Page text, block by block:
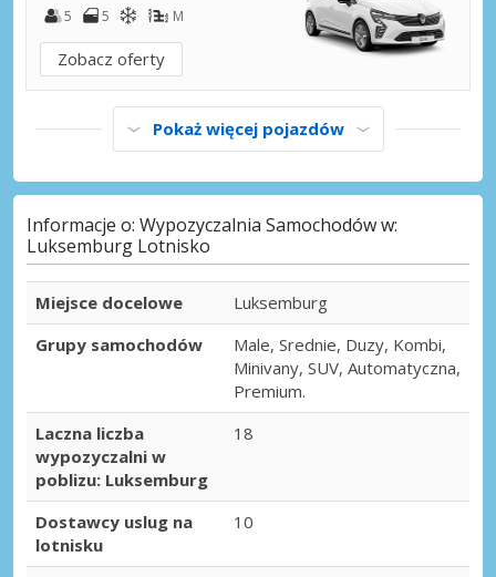
5
5 M
Zobacz oferty
Pokaż więcej pojazdów
Informacje o: Wypozyczalnia Samochodów w:
Luksemburg Lotnisko
Miejsce docelowe
Luksemburg
Grupy samochodów
Male, Srednie, Duzy, Kombi,
Minivany, SUV, Automatyczna,
Premium.
Laczna liczba
wypozyczalni w
poblizu: Luksemburg
18
Dostawcy uslug na
lotnisku
10